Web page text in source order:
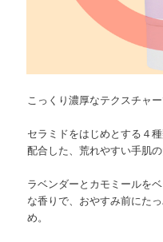
こっくり濃厚なテクスチャ
セラミドをはじめとする４
配合した、荒れやすい手肌
ラベンダーとカモミールを
な香りで、おやすみ前にた
め。